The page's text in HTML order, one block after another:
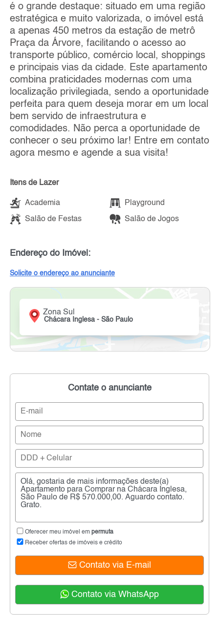
é o grande destaque: situado em uma região
estratégica e muito valorizada, o imóvel está
a apenas 450 metros da estação de metrô
Praça da Árvore, facilitando o acesso ao
transporte público, comércio local, shoppings
e principais vias da cidade. Este apartamento
combina praticidades modernas com uma
localização privilegiada, sendo a oportunidade
perfeita para quem deseja morar em um local
bem servido de infraestrutura e
comodidades. Não perca a oportunidade de
conhecer o seu próximo lar! Entre em contato
agora mesmo e agende a sua visita!
Itens de Lazer
Academia Playground
Salão de Festas Salão de Jogos
Endereço do Imóvel:
Solicite o endereço ao anunciante
Zona Sul
Chácara Inglesa - São Paulo
Contate o anunciante
Oferecer meu imóvel em permuta
Receber ofertas de imóveis e crédito
Contato via E-mail
Contato via WhatsApp